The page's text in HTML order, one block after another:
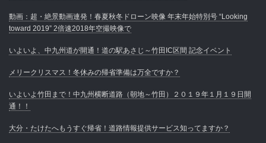
動画：超・絶景動画連発！春夏秋冬ドローン映像 年末年始特別号 “Looking
toward 2019” 2倍速2018年空撮映像で
いよいよ、中九州道が開通！道の駅あさじ～竹田IC区間 記念イベント
メリークリスマス！冬休みの帰省準備は万全ですか？
いよいよ竹田まで！中九州横断道路（朝地～竹田）２０１９年１月１９日開
通！！
大分・たけたへもうすぐ帰省！道路情報提供サービス知ってますか？